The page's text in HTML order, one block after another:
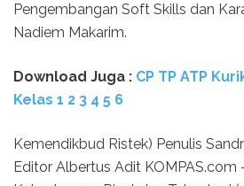
Pengembangan Soft Skills dan
Nadiem Makarim.
Download Juga : CP TP ATP
Kelas 1 2 3 4 5 6
Kemendikbud Ristek) Penulis
Editor Albertus Adit KOMPAS.com